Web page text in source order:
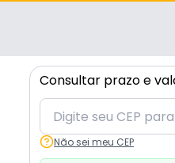
Consultar prazo e
Não sei meu CEP